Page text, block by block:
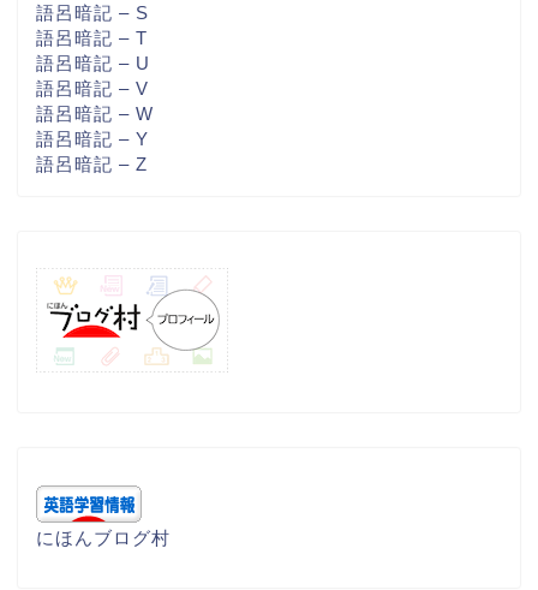
語呂暗記 – S
語呂暗記 – T
語呂暗記 – U
語呂暗記 – V
語呂暗記 – W
語呂暗記 – Y
語呂暗記 – Z
にほんブログ村